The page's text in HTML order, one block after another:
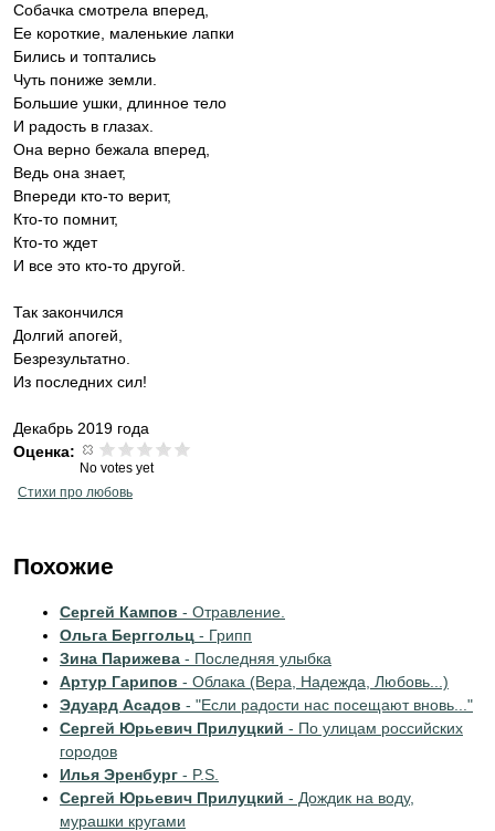
Собачка смотрела вперед,
Ее короткие, маленькие лапки
Бились и топтались
Чуть пониже земли.
Большие ушки, длинное тело
И радость в глазах.
Она верно бежала вперед,
Ведь она знает,
Впереди кто-то верит,
Кто-то помнит,
Кто-то ждет
И все это кто-то другой.
Так закончился
Долгий апогей,
Безрезультатно.
Из последних сил!
Декабрь 2019 года
Оценка:
No votes yet
Стихи про любовь
Похожие
Сергей Кампов - Отравление.
Ольга Берггольц - Грипп
Зина Парижева - Последняя улыбка
Артур Гарипов - Облака (Вера, Надежда, Любовь...)
Эдуард Асадов - "Если радости нас посещают вновь..."
Сергей Юрьевич Прилуцкий - По улицам российских
городов
Илья Эренбург - P.S.
Сергей Юрьевич Прилуцкий - Дождик на воду,
мурашки кругами